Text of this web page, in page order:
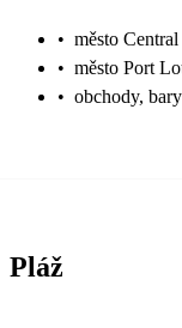
• město
• město Port
• obchody,
Pláž